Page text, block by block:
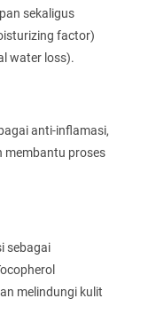
sekaligus
factor)
water loss).
anti-inflamasi,
membantu proses
sebagai
melindungi kulit